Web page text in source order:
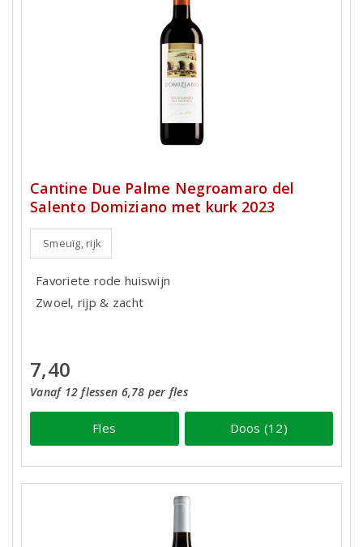
Cantine Due Palme Negroamaro del
Salento Domiziano met kurk 2023
Smeuïg, rijk
Favoriete rode huiswijn
Zwoel, rijp & zacht
7,40
Vanaf 12 flessen 6,78 per fles
Fles Doos (12)